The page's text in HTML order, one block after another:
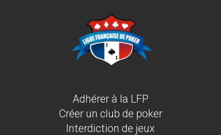
Adhérer à la LFP
Créer un club de poker
Interdiction de jeux